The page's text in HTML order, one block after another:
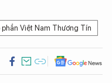
Việt Nam Thương Tín